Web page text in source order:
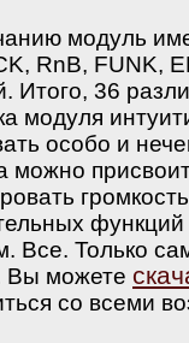
модуль
RnB, FUNK,
Итого, 36
модуля
особо и
можно
функций
Все. Только
Вы можете
со всеми